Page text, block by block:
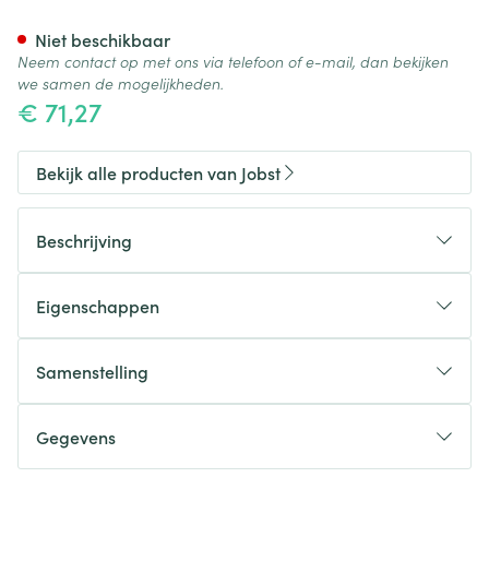
€ 71,27
Niet beschikbaar
Neem contact op met ons via telefoon of e-mail, dan bekijken
we samen de mogelijkheden.
Bekijk alle producten van Jobst
Beschrijving
Eigenschappen
Geurwerend.
Koeling door verdamping.
Lange levensduur.
Samenstelling
Katoen.
Geactiveerde koolstof.
Gegevens